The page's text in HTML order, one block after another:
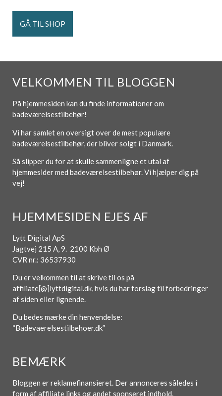
GÅ TIL SHOP
VELKOMMEN TIL BLOGGEN
På hjemmesiden kan du finde informationer om
badeværelsestilbehør!
Vi har samlet en oversigt over de mest populære
badeværelsestilbehør, der bliver solgt i Danmark.
Så slipper du for at skulle sammenligne et utal af
hjemmesider med badeværelsestilbehør. Vi hjælper dig på
vej!
HJEMMESIDEN EJES AF
Lytt Digital ApS
Jagtvej 215 A, 9. 2100 Kbh Ø
CVR nr.: 36537930
Du er velkommen til at skrive til os på
affiliate[@]lyttdigital.dk, hvis du har forslag til forbedringer
af siden eller lignende.
Du bedes mærke din henvendelse:
“Badevaerelsestilbehoer.dk”
BEMÆRK
Bloggen er reklamefinansieret. Der annonceres således i
form af affiliate links og andet sponseret indhold.